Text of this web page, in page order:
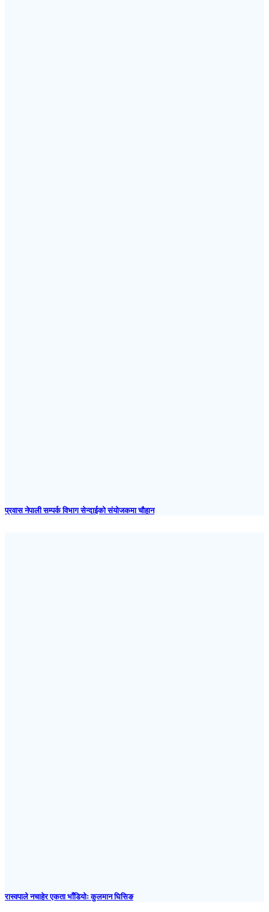
प्रवास नेपाली सम्पर्क विभाग सेन्दाईको संयोजकमा चौहान
रास्वपाले नचाहेर एकता भाँडियोः कुलमान घिसिङ